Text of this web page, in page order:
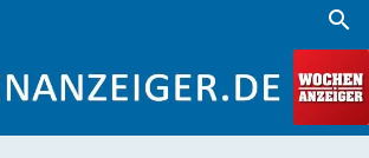
search